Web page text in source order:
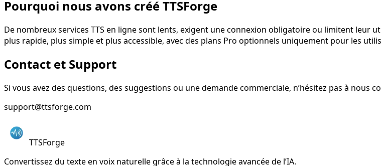
Pourquoi nous avons créé TTSForge
De nombreux services TTS en ligne sont lents, exigent une connexion obligatoire ou limitent leur
plus rapide, plus simple et plus accessible, avec des plans Pro optionnels uniquement pour les
Contact et Support
Si vous avez des questions, des suggestions ou une demande commerciale, n’hésitez pas à nous
support@ttsforge.com
TTSForge
Convertissez du texte en voix naturelle grâce à la technologie avancée de l’IA.